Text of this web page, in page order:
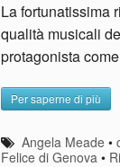
La fortunatissima
qualità musicali
protagonista
Per saperne di più
Angela Meade •
Felice di Genova •